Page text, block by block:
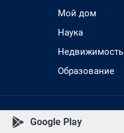
Мой дом
Наука
Недвижимость
Образование
Google Play